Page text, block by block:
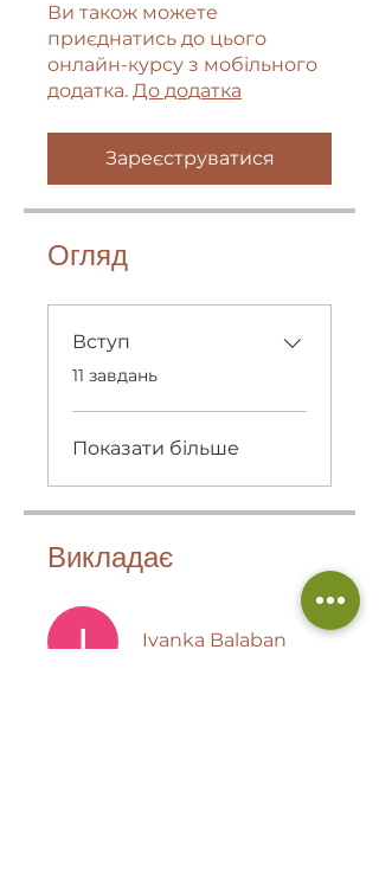
Ви також можете
приєднатись до цього
онлайн-курсу з мобільного
додатка. До додатка
Зареєструватися
Огляд
Вступ
.11 завдань
Показати більше
Викладає
Ivanka Balaban